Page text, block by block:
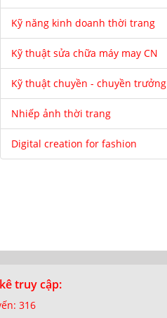
Kỹ năng kinh doanh thời trang
Kỹ thuật sửa chữa máy may CN
Kỹ thuật chuyền - chuyền trưởng
Nhiếp ảnh thời trang
Digital creation for fashion
truy cập:
316